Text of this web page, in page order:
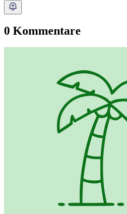
0 Kommentare